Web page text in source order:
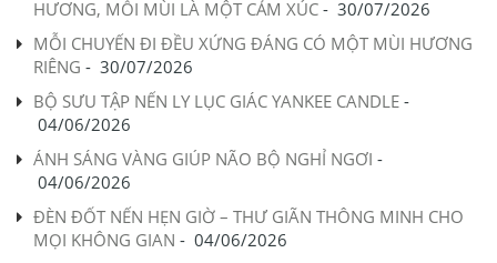
HƯƠNG, MỖI MÙI LÀ MỘT CẢM XÚC - 30/07/2026
MỖI CHUYẾN ĐI ĐỀU XỨNG ĐÁNG CÓ MỘT MÙI HƯƠNG
RIÊNG - 30/07/2026
BỘ SƯU TẬP NẾN LY LỤC GIÁC YANKEE CANDLE -
04/06/2026
ÁNH SÁNG VÀNG GIÚP NÃO BỘ NGHỈ NGƠI -
04/06/2026
ĐÈN ĐỐT NẾN HẸN GIỜ – THƯ GIÃN THÔNG MINH CHO
MỌI KHÔNG GIAN - 04/06/2026